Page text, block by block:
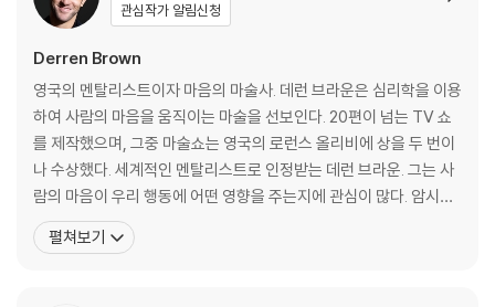
정의하기 어려운 개념
에드워드 노튼과 브래드 피트
우리 마음속에서 가장 중요한 것
에피쿠로스처럼 즐기며 사는 법
그 어느 때보다 고통스럽다면
테스형이 사라진 시대의 조언자
우리는 더 나은 삶을 살 자격이 있다
스스로 신이 되는 법
관심작가 알림신청
Derren Brown
영국의 멘탈리스트이자 마음의 마술사. 데런 브라운은 심리학을 이용
하여 사람의 마음을 움직이는 마술을 선보인다. 20편이 넘는 TV 쇼
를 제작했으며, 그중 마술쇼는 영국의 로런스 올리비에 상을 두 번이
나 수상했다. 세계적인 멘탈리스트로 인정받는 데런 브라운. 그는 사
람의 마음이 우리 행동에 어떤 영향을 주는지에 관심이 많다. 암시와
심리적인 유도를 활용해 사람들이 특정 카드를 고르게 하거나, 고소
공포증 남성이 자발적으로 비행기를 타게 하거나, 심지어 평범한 사
펼쳐보기